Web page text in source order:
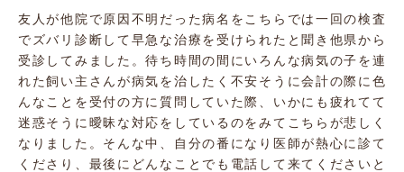
友人が他院で原因不明だった病名をこちらでは一回の検査
でズバリ診断して早急な治療を受けられたと聞き他県から
受診してみました。待ち時間の間にいろんな病気の子を連
れた飼い主さんが病気を治したく不安そうに会計の際に色
んなことを受付の方に質問していた際、いかにも疲れてて
迷惑そうに曖昧な対応をしているのをみてこちらが悲しく
なりました。そんな中、自分の番になり医師が熱心に診て
くださり、最後にどんなことでも電話して来てくださいと